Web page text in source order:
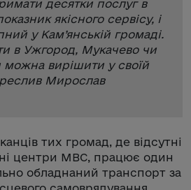
десятки послуг в
якісного сервісу, і
у Кам’янській громаді.
в Ужгород, Мукачево чи
можна вирішити у своїй
Мирослав
тих громад, де відсутні
центри МВС, працює один
обладнаний транспорт за